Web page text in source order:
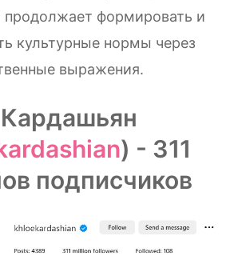
продолжает формировать и
культурные нормы через
выражения.
) - 311
подписчиков